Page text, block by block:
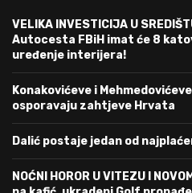
VELIKA INVESTICIJA U
Autocesta FBiH imat će 8
uređenje interijera!
Konakovićeve i
osporavaju zahtjeve Hrvata
Dalić postaje jedan od
NOĆNI HOROR U VITEZU I